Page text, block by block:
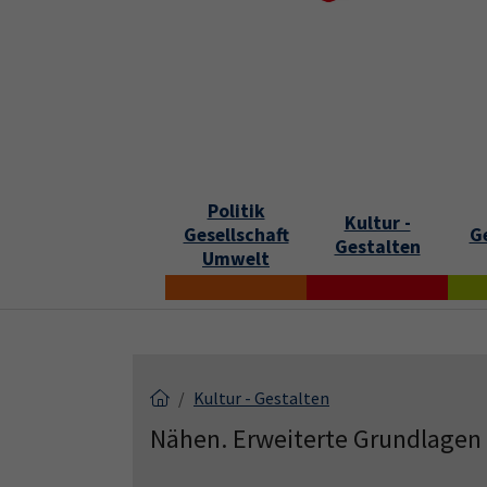
Politik
Gesellschaft
Umwelt
Kultur -
Gestalten
Kultur - Gestalten
Nähen. Erweiterte Grundlagen